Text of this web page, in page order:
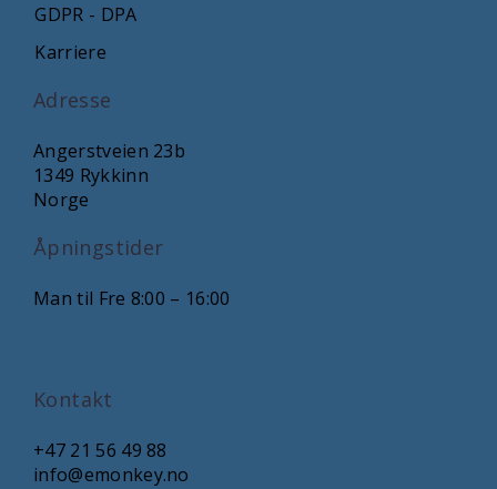
GDPR - DPA
Karriere
Adresse
Angerstveien 23b
1349 Rykkinn
Norge
Åpningstider
Man til Fre 8:00 – 16:00
Kontakt
+47 21 56 49 88
info@emonkey.no